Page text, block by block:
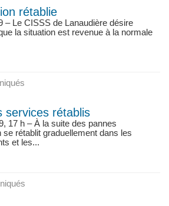
rétablie
– Le CISSS de Lanaudière désire
la situation est revenue à la normale
services rétablis
17 h – À la suite des pannes
rétablit graduellement dans les
et les...